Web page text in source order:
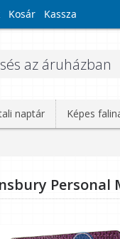
Kosár Kassza
naptár Képes
Personal